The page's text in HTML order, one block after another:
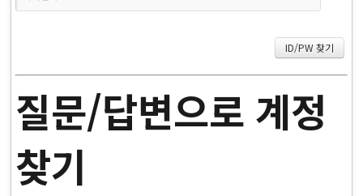
질문/답변으로 계정
찾기